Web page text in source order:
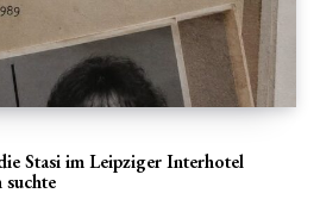
Stasi im Leipziger Interhotel